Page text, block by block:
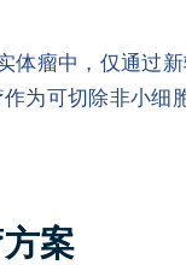
体瘤中，仅通
为可切除非小
案